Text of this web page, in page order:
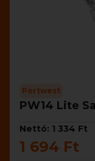
Portwest
PW14 Lite
Nettó: 1 334 Ft
1 694 Ft